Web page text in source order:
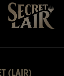
(LAIR)